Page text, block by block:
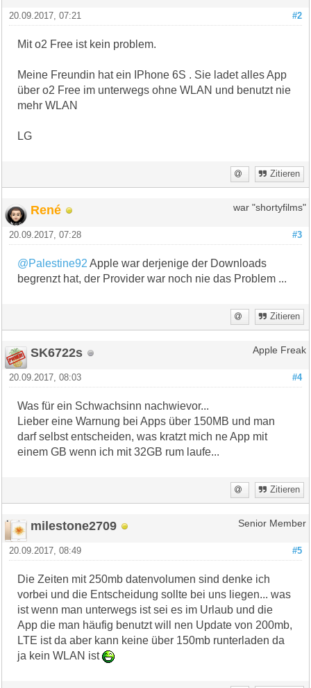
#2
20.09.2017, 07:21
Mit o2 Free ist kein problem.
Meine Freundin hat ein IPhone 6S . Sie ladet alles App
über o2 Free im unterwegs ohne WLAN und benutzt nie
mehr WLAN
LG
Zitieren
René war "shortyfilms"
#3
20.09.2017, 07:28
@Palestine92 Apple war derjenige der Downloads
begrenzt hat, der Provider war noch nie das Problem ...
Zitieren
SK6722s Apple Freak
#4
20.09.2017, 08:03
Was für ein Schwachsinn nachwievor...
Lieber eine Warnung bei Apps über 150MB und man
darf selbst entscheiden, was kratzt mich ne App mit
einem GB wenn ich mit 32GB rum laufe...
Zitieren
milestone2709 Senior Member
#5
20.09.2017, 08:49
Die Zeiten mit 250mb datenvolumen sind denke ich
vorbei und die Entscheidung sollte bei uns liegen... was
ist wenn man unterwegs ist sei es im Urlaub und die
App die man häufig benutzt will nen Update von 200mb,
LTE ist da aber kann keine über 150mb runterladen da
ja kein WLAN ist